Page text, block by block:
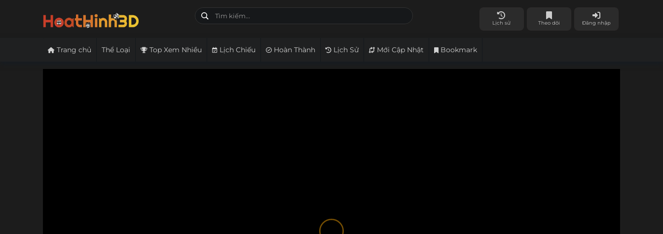
Lịch sử Theo dõi Đăng nhập
Trang chủ Thể Loại Top Xem Nhiều Lịch Chiếu Hoàn Thành Lịch Sử Mới Cập Nhật Bookmark